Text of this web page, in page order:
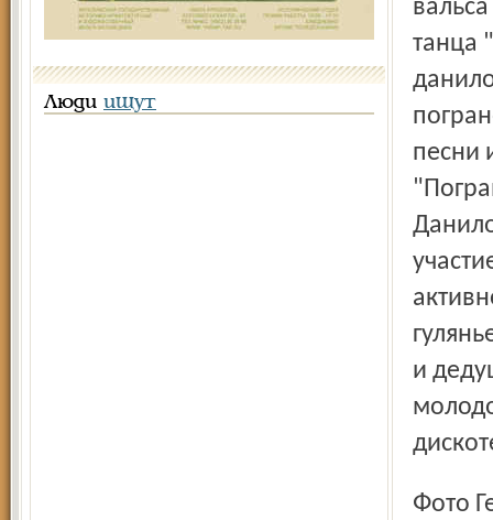
Люди ищут
танца
песни
и
Фото